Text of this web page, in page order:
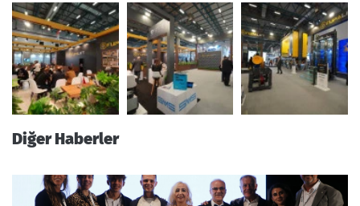
Diğer Haberler